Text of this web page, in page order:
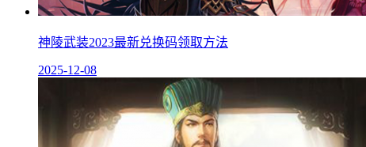
神陵武装2023最新兑换码领取方法
2025-12-08